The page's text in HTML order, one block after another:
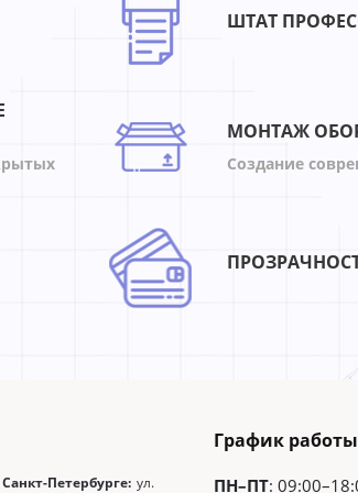
ШТАТ
МОНТАЖ
Создание
Петербурге: ул.
График работы
ПН–ПТ: